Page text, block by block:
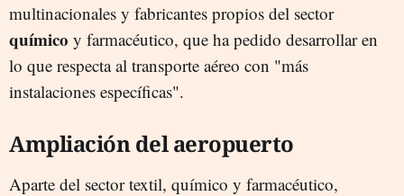
multinacionales y fabricantes propios del sector
químico y farmacéutico, que ha pedido desarrollar en
lo que respecta al transporte aéreo con "más
instalaciones específicas".
Ampliación del aeropuerto
Aparte del sector textil, químico y farmacéutico,